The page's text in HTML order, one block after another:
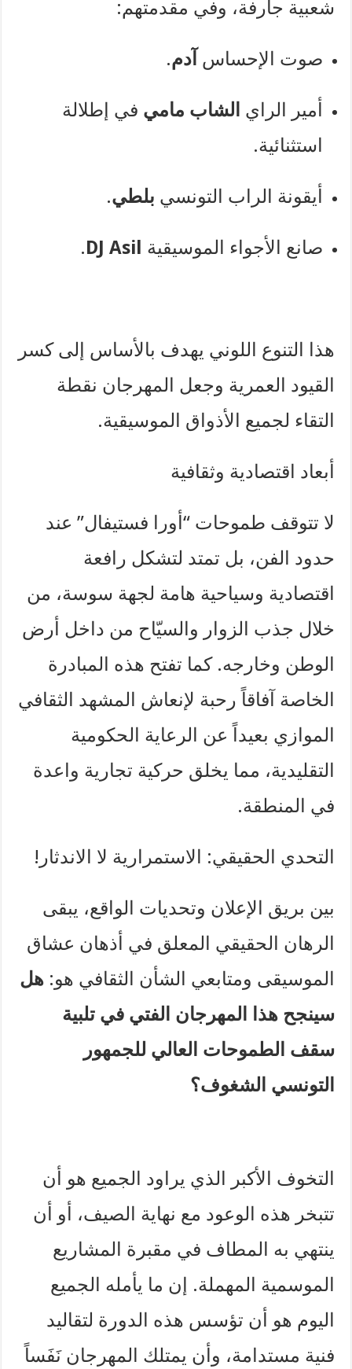
شعبية جارفة، وفي مقدمتهم:
صوت الإحساس آدم.
أمير الراي الشاب مامي في إطلالة
استثنائية.
أيقونة الراب التونسي بلطي.
صانع الأجواء الموسيقية DJ Asil
.
هذا التنوع اللوني يهدف بالأساس إلى كسر
القيود العمرية وجعل المهرجان نقطة
التقاء لجميع الأذواق الموسيقية.
أبعاد اقتصادية وثقافية
لا تتوقف طموحات “أورا فستيفال” عند
حدود الفن، بل تمتد لتشكل رافعة
اقتصادية وسياحية هامة لجهة سوسة، من
خلال جذب الزوار والسيّاح من داخل أرض
الوطن وخارجه. كما تفتح هذه المبادرة
الخاصة آفاقاً رحبة لإنعاش المشهد الثقافي
الموازي بعيداً عن الرعاية الحكومية
التقليدية، مما يخلق حركية تجارية واعدة
في المنطقة.
التحدي الحقيقي: الاستمرارية لا الاندثار!
بين بريق الإعلان وتحديات الواقع، يبقى
الرهان الحقيقي المعلق في أذهان عشاق
الموسيقى ومتابعي الشأن الثقافي هو:هل
سينجح هذا المهرجان الفتي في تلبية
سقف الطموحات العالي للجمهور
التونسي الشغوف؟
التخوف الأكبر الذي يراود الجميع هو أن
تتبخر هذه الوعود مع نهاية الصيف، أو أن
ينتهي به المطاف في مقبرة المشاريع
الموسمية المهملة. إن ما يأمله الجميع
اليوم هو أن تؤسس هذه الدورة لتقاليد
فنية مستدامة، وأن يمتلك المهرجان نَفَساً